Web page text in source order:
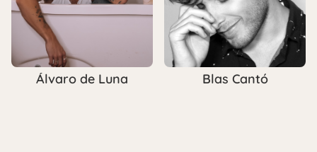
Álvaro de Luna Blas Cantó